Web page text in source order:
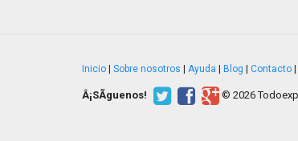
Inicio Sobre nosotros Ayuda Blog Contacto
Â¡SÃ­guenos! © 2026